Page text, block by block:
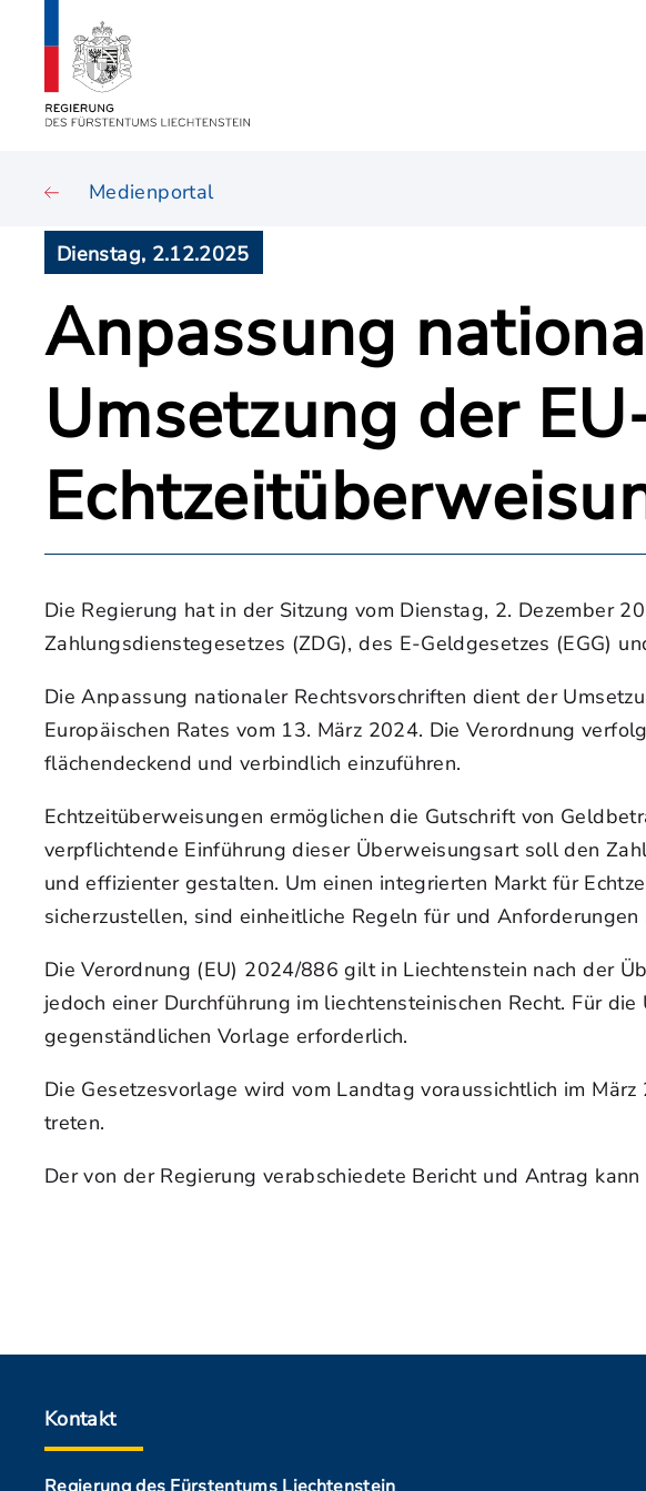
Medienportal
Dienstag, 2.12.2025
Anpassung
Umsetzung der
Die Regierung hat in der Sitzung vom Dienstag, 2. Dezember
Zahlungsdienstegesetzes (ZDG), des E-Geldgesetzes (EGG)
Die Anpassung nationaler Rechtsvorschriften dient der
Europäischen Rates vom 13. März 2024. Die Verordnung
flächendeckend und verbindlich einzuführen.
Echtzeitüberweisungen ermöglichen die Gutschrift von
verpflichtende Einführung dieser Überweisungsart soll den
und effizienter gestalten. Um einen integrierten Markt für
sicherzustellen, sind einheitliche Regeln für und
Die Verordnung (EU) 2024/886 gilt in Liechtenstein nach der
jedoch einer Durchführung im liechtensteinischen Recht. Für
gegenständlichen Vorlage erforderlich.
Die Gesetzesvorlage wird vom Landtag voraussichtlich im
treten.
Der von der Regierung verabschiedete Bericht und Antrag
Kontakt